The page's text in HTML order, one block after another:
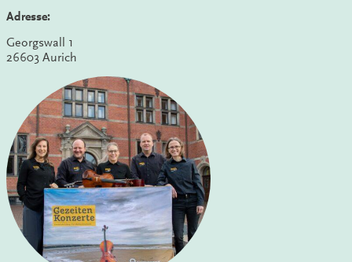
Adresse:
Georgswall 1
26603 Aurich